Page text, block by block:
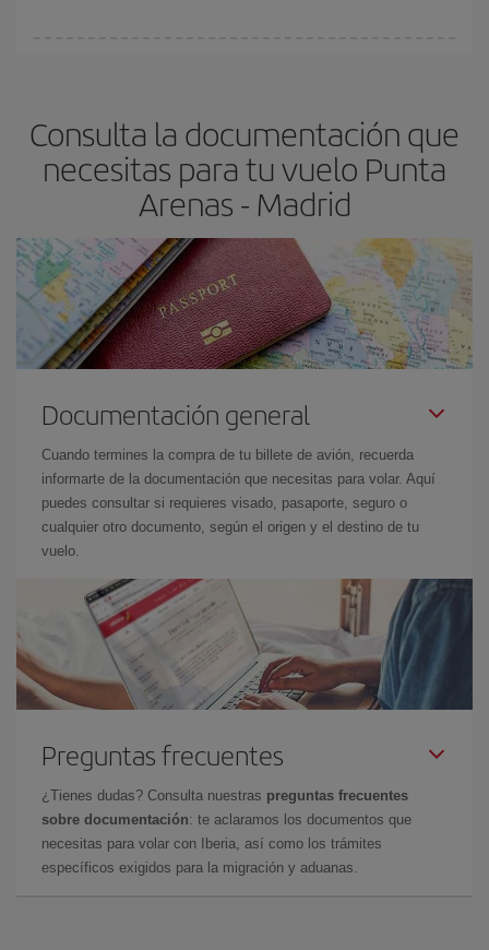
avión más baratos te saldrán. Además, si buscas los vuelos con
las fechas y los horarios del viaje un poco abiertos, podráselegir
el precio más barato.
Consulta la documentación que
necesitas para tu vuelo Punta
Arenas - Madrid
Documentación general
Cuando termines la compra de tu billete de avión, recuerda
informarte de la documentación que necesitas para volar. Aquí
puedes consultar si requieres visado, pasaporte, seguro o
cualquier otro documento, según el origen y el destino de tu
vuelo.
Preguntas frecuentes
¿Tienes dudas? Consulta nuestras preguntas frecuentes
sobre documentación: te aclaramos los documentos que
necesitas para volar con Iberia, así como los trámites
específicos exigidos para la migración y aduanas.